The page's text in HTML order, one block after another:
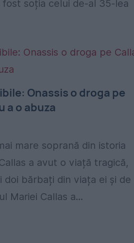
soția celui de-al 35-lea
Onassis o droga pe
a o abuza
mare soprană din istoria
a avut o viață tragică,
doi bărbați din viața ei și de
Mariei Callas a...